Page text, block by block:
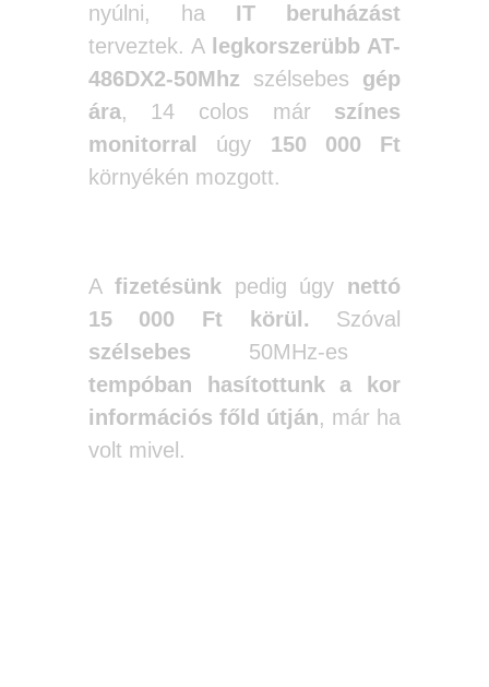
nyúlni, ha IT beruházást
terveztek. A legkorszerübb AT-
486DX2-50Mhz szélsebes gép
ára, 14 colos már színes
monitorral
úgy 150 000 Ft
környékén mozgott.
A fizetésünkpedig úgy nettó
15 000 Ft körül. Szóval
szélsebes 50MHz-es
tempóban hasítottunk
a
kor
információs főld útján, már ha
volt mivel.